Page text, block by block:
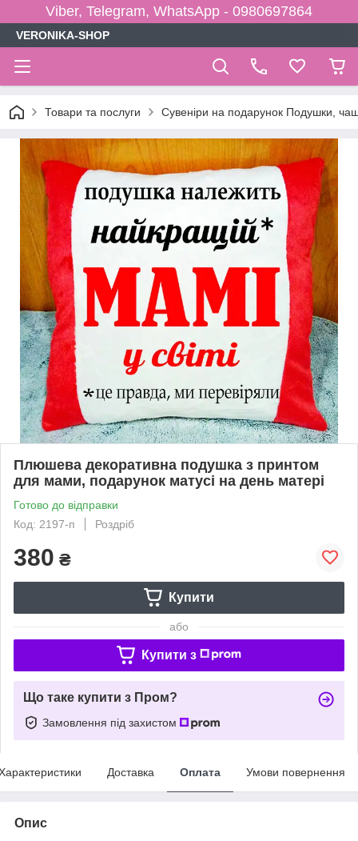
Viber, Telegram, WhatsApp - 0980697864
VERONIKA-SHOP
Товари та послуги Сувеніри на подарунок Подушки,
Плюшева декоративна подушка з принтом
для мами, подарунок матусі на день матері
Готово до відправки
Код: 2197-п
Роздріб
380 ₴
Купити
або
Купити з
Що таке купити з Пром?
Замовлення під захистом
Доставка Оплата Умови повернення
Опис